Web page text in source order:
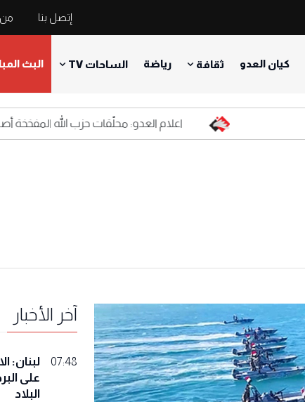
إتصل بنا
كيان العدو ثقافة رياضة الساحات TV البث
اعلام العدو: محلّقات حزب الله المفخخة أصبحت
آخر الأخبار
07:48
لبنان:
على
البلاد